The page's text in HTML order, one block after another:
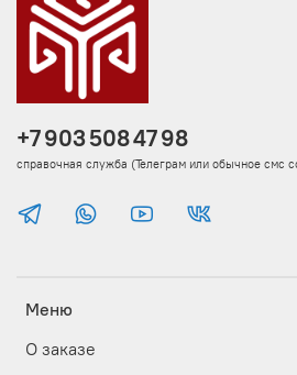
Меню
О заказе
+7 903 508 47 98
справочная служба (Телеграм или обычное смс